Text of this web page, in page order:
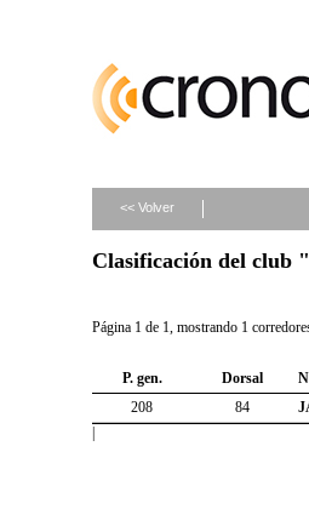
<< Volver
Clasificación del club
Página 1 de 1, mostrando 1
P. gen. Dorsal
208
84
|